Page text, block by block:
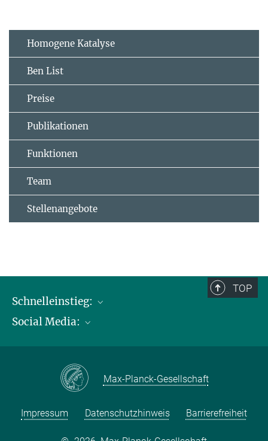
Homogene Katalyse
Ben List
Preise
Publikationen
Funktionen
Team
Stellenangebote
TOP
Schnelleinstieg:
Publikationen
Kontakt und Anfahrtsbeschreibung
Social Media:
Max-Planck-Gesellschaft
Impressum Datenschutzhinweis Barrierefreiheit